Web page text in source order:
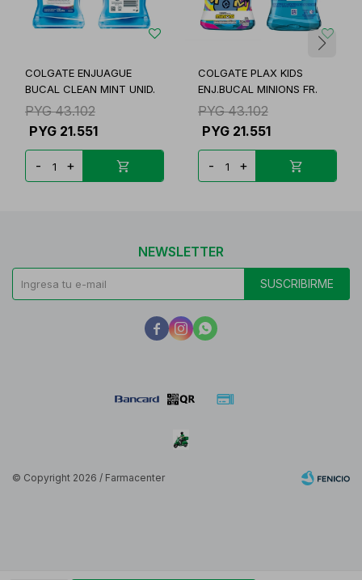
COLGATE ENJUAGUE
BUCAL CLEAN MINT UNID.
PYG 43.102
PYG 21.551
- +
COLGATE PLAX KIDS
ENJ.BUCAL MINIONS FR.
PYG 43.102
PYG 21.551
- +
NEWSLETTER
SUSCRIBIRME
  
© Copyright 2026 / Farmacenter